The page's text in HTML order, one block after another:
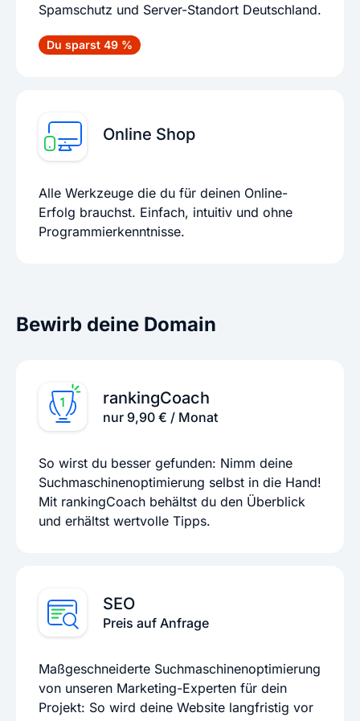
Spamschutz und Server-Standort Deutschland.
Du sparst 49 %
Online Shop
Alle Werkzeuge die du für deinen Online-
Erfolg brauchst. Einfach, intuitiv und ohne
Programmierkenntnisse.
Bewirb deine Domain
rankingCoach
nur 9,90 € / Monat
So wirst du besser gefunden: Nimm deine
Suchmaschinenoptimierung selbst in die Hand!
Mit rankingCoach behältst du den Überblick
und erhältst wertvolle Tipps.
SEO
Preis auf Anfrage
Maßgeschneiderte Suchmaschinenoptimierung
von unseren Marketing-Experten für dein
Projekt: So wird deine Website langfristig vor